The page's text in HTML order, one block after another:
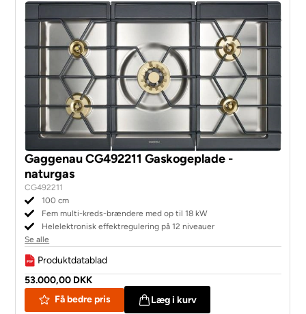
Gaggenau CG492211 Gaskogeplade -
naturgas
CG492211
100 cm
Fem multi-kreds-brændere med op til 18 kW
Helelektronisk effektregulering på 12 niveauer
Se alle
Produktdatablad
53.000,00 DKK
Få bedre pris
Læg i kurv